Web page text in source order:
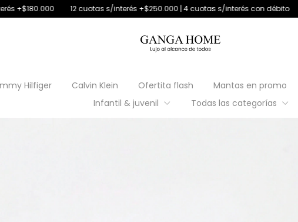
s/interés +$250.000 | 4 cuotas s/interés con débito 30% off transferencia
Hilfiger Calvin Klein Ofertita flash Mantas en promo
Infantil & juvenil
Todas las categorías